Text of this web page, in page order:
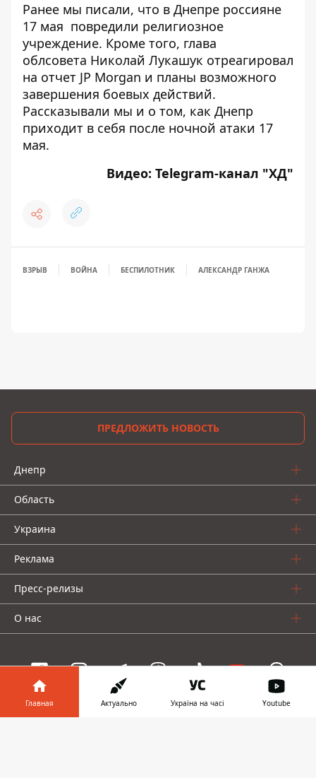
Ранее мы писали, что в Днепре россияне
17 мая повредили религиозное
учреждение. Кроме того, глава
облсовета Николай Лукашук отреагировал
на отчет JP Morgan и планы возможного
завершения боевых действий.
Рассказывали мы и о том, как Днепр
приходит в себя после ночной атаки 17
мая.
Видео: Telegram-канал "ХД"
ВЗРЫВ ВОЙНА БЕСПИЛОТНИК АЛЕКСАНДР ГАНЖА
ПРЕДЛОЖИТЬ НОВОСТЬ
Днепр
Область
Украина
Реклама
Пресс-релизы
О нас
Главная Актуально Україна на часі Youtube